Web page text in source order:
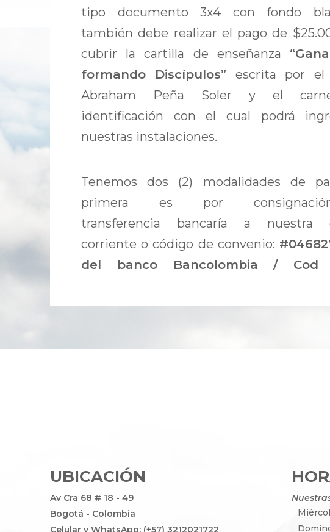
tipo documento 3x4 con fondo
también debe realizar el pago de
cubrir la cartilla de enseñanza
formando Discípulos” escrita por el
Abraham Peña Soler y el
identificación con el cual podrá
nuestras instalaciones.
Tenemos dos (2) modalidades de
primera es por
transferencia bancaría a nuestra
corriente o código de convenio:
del banco Bancolombia / Cod
UBICACIÓN
Av Cra 68 # 18 - 49
Bogotá - Colombia
Celular y WhatsApp: (+57) 3212021722